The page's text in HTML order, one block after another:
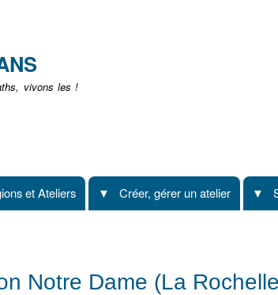
vivons les !
et Ateliers Créer, gérer un atelier
Notre Dame (La